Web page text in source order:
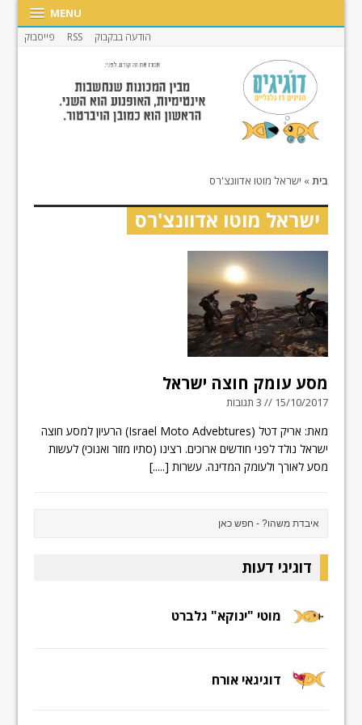
MENU
הודעה בבקבוק RSS פייסבוק
בית» ישראל מוטו אדוונצ'רס
ישראל מוטו אדוונצ'רס
מסע עומק חוצה ישראל
15/10/2017 // 3 תגובות
מאת: אריק דטל (Israel Moto Advebtures) הרעיון למסע חוצה
ישראל נולד לפני חודשים ארוכים. רצינו (סתיו מזור ואנוכי) לעשות
מסע לאורך ולעומק המדינה. עשרות [.....]
דוגיגי דעות
מוטי "ינוקא" גלברט
דוגיגאי אורח